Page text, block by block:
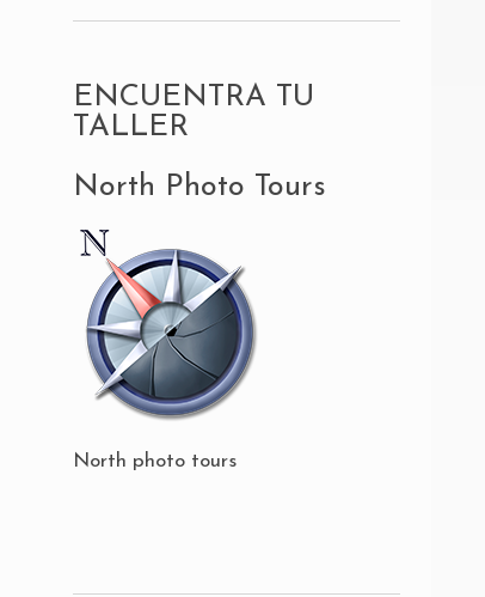
ENCUENTRA TU
TALLER
North Photo Tours
North photo tours